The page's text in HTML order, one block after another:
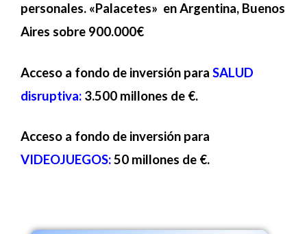
personales. «Palacetes» en Argentina, Buenos
Aires sobre 900.000€
Acceso a fondo de inversión para SALUD
disruptiva: 3.500 millones de €.
Acceso a fondo de inversión para
VIDEOJUEGOS:50 millones de €.